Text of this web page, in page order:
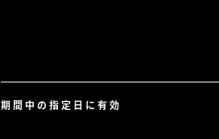
期間中の指定日に有効